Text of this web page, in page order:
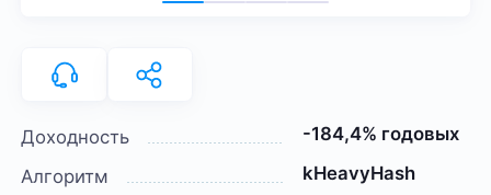
Доходность
-184,4% годовых
Алгоритм
kHeavyHash